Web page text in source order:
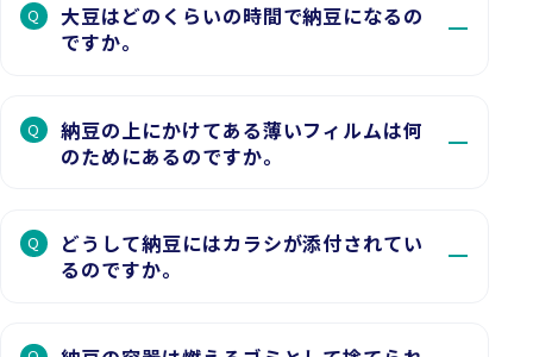
Q
大豆はどのくらいの時間で納豆になるの
ですか。
Q
納豆の上にかけてある薄いフィルムは何
のためにあるのですか。
Q
どうして納豆にはカラシが添付されてい
るのですか。